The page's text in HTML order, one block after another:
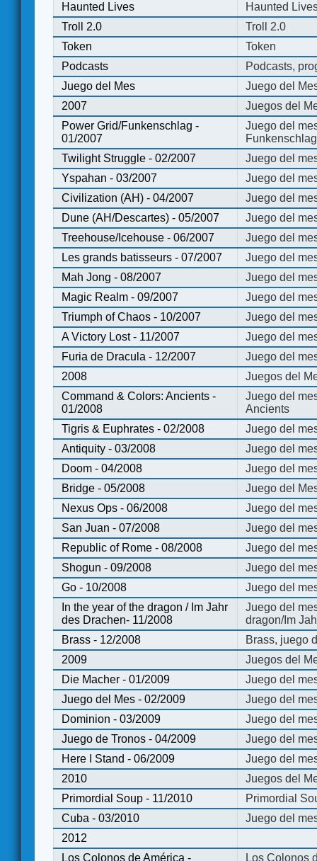
Haunted Lives
Haunted
Troll 2.0
Troll 2.0
Token
Token
Podcasts
Podcasts,
Juego del Mes
Juego del
2007
Juegos del
Power Grid/Funkenschlag -
01/2007
Juego del
Twilight Struggle - 02/2007
Juego del
Yspahan - 03/2007
Juego del
Civilization (AH) - 04/2007
Juego del
Dune (AH/Descartes) - 05/2007
Juego del
Treehouse/Icehouse - 06/2007
Juego del
Les grands batisseurs - 07/2007
Juego del
Mah Jong - 08/2007
Juego del
Magic Realm - 09/2007
Juego del
Triumph of Chaos - 10/2007
Juego del
A Victory Lost - 11/2007
Juego del
Furia de Dracula - 12/2007
Juego del
2008
Juegos del
Command & Colors: Ancients -
01/2008
Juego del
Ancients
Tigris & Euphrates - 02/2008
Juego del
Antiquity - 03/2008
Juego del
Doom - 04/2008
Juego del
Bridge - 05/2008
Juego del
Nexus Ops - 06/2008
Juego del
San Juan - 07/2008
Juego del
Republic of Rome - 08/2008
Juego del
Shogun - 09/2008
Juego del
Go - 10/2008
Juego del
In the year of the dragon / Im Jahr
des Drachen- 11/2008
Juego del
dragon/Im
Brass - 12/2008
Brass, juego
2009
Juegos del
Die Macher - 01/2009
Juego del
Juego del Mes - 02/2009
Juego del
Dominion - 03/2009
Juego del
Juego de Tronos - 04/2009
Juego del
Here I Stand - 06/2009
Juego del
2010
Juegos del
Primordial Soup - 11/2010
Primordial
Cuba - 03/2010
Juego del
2012
Los Colonos de América -
Los Colonos